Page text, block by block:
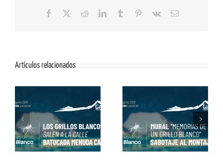
Facebook RedditLinkedInTumblr Pinterest
Vk
Correo
Artículos relacionados
Mural «Memorias de
un Grillo Blanco» con
Matías Mata
Conviértete en Grillo
Blanco con Alex Dorta